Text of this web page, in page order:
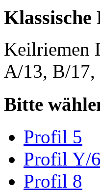
Keilriemen
A/13, B/
Bitte
Profil 5
Profil Y/6
Profil 8